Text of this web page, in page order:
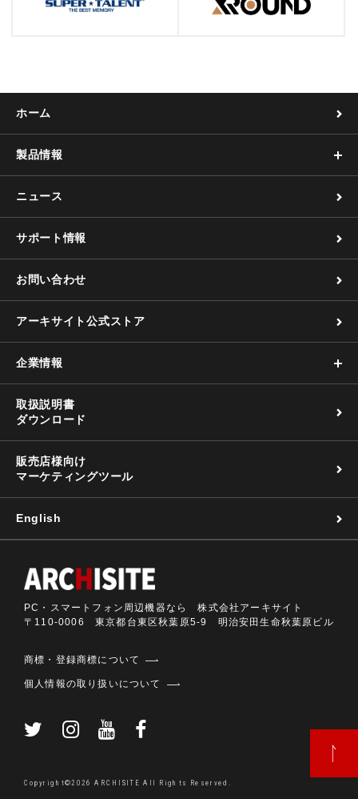
ホーム
製品情報
ニュース
サポート情報
お問い合わせ
アーキサイト公式ストア
企業情報
取扱説明書
ダウンロード
販売店様向け
マーケティングツール
English
PC・スマートフォン周辺機器なら 株式会社アーキサイト
〒110-0006 東京都台東区秋葉原5-9 明治安田生命秋葉原ビル
商標・登録商標について
個人情報の取り扱いについて
Copyright©2026 ARCHISITE All Rights Reserved.